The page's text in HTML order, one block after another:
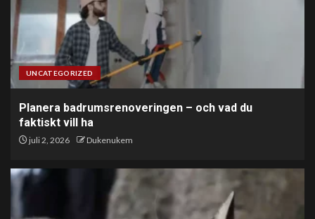
UNCATEGORIZED
Planera badrumsrenoveringen – och vad du
faktiskt vill ha
juli 2, 2026 Dukenukem